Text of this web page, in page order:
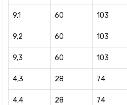
9,1 60 103
9,2 60 103
9,3 60 103
4,3 28 74
4,4 28 74